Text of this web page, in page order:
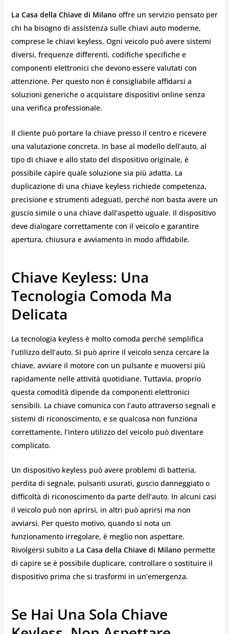
La Casa della Chiave di Milano offre un servizio pensato per
chi ha bisogno di assistenza sulle chiavi auto moderne,
comprese le chiavi keyless. Ogni veicolo può avere sistemi
diversi, frequenze differenti, codifiche specifiche e
componenti elettronici che devono essere valutati con
attenzione. Per questo non è consigliabile affidarsi a
soluzioni generiche o acquistare dispositivi online senza
una verifica professionale.
Il cliente può portare la chiave presso il centro e ricevere
una valutazione concreta. In base al modello dell’auto, al
tipo di chiave e allo stato del dispositivo originale, è
possibile capire quale soluzione sia più adatta. La
duplicazione di una chiave keyless richiede competenza,
precisione e strumenti adeguati, perché non basta avere un
guscio simile o una chiave dall’aspetto uguale. Il dispositivo
deve dialogare correttamente con il veicolo e garantire
apertura, chiusura e avviamento in modo affidabile.
Chiave Keyless: Una
Tecnologia Comoda Ma
Delicata
La tecnologia keyless è molto comoda perché semplifica
l’utilizzo dell’auto. Si può aprire il veicolo senza cercare la
chiave, avviare il motore con un pulsante e muoversi più
rapidamente nelle attività quotidiane. Tuttavia, proprio
questa comodità dipende da componenti elettronici
sensibili. La chiave comunica con l’auto attraverso segnali e
sistemi di riconoscimento, e se qualcosa non funziona
correttamente, l’intero utilizzo del veicolo può diventare
complicato.
Un dispositivo keyless può avere problemi di batteria,
perdita di segnale, pulsanti usurati, guscio danneggiato o
difficoltà di riconoscimento da parte dell’auto. In alcuni casi
il veicolo può non aprirsi, in altri può aprirsi ma non
avviarsi. Per questo motivo, quando si nota un
funzionamento irregolare, è meglio non aspettare.
Rivolgersi subito a La Casa della Chiave di Milano permette
di capire se è possibile duplicare, controllare o sostituire il
dispositivo prima che si trasformi in un’emergenza.
Se Hai Una Sola Chiave